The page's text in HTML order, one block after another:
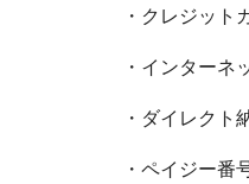
・クレジット
・インターネ
・ダイレクト
・ペイジー番